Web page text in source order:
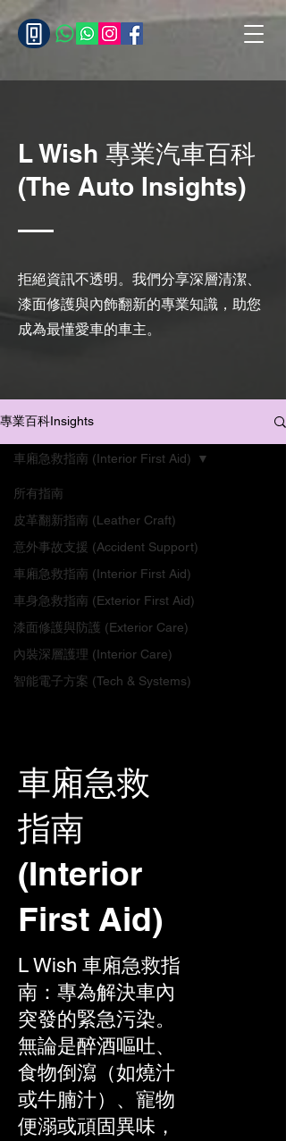
L Wish 專業汽車百科
(The Auto Insights)
拒絕資訊不透明。我們分享深層清潔、
漆面修護與內飾翻新的專業知識，助您
成為最懂愛車的車主。
專業百科Insights
所有指南
皮革翻新指南 (Leather Craft)
意外事故支援 (Accident Support)
車廂急救指南 (Interior First Aid)
車身急救指南 (Exterior First Aid)
漆面修護與防護 (Exterior Care)
內裝深層護理 (Interior Care)
智能電子方案 (Tech & Systems)
車廂急救指南 (Interior First Aid)
車廂急救
指南
(Interior
First Aid)
L Wish 車廂急救指
南：專為解決車內
突發的緊急污染。
無論是醉酒嘔吐、
食物倒瀉（如燒汁
或牛腩汁）、寵物
便溺或頑固異味，